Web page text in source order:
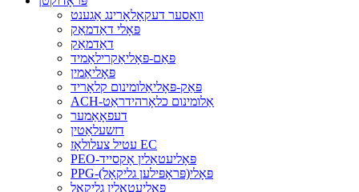
וואַסער דעקאָלאָרינג אַגענט
פּאָלי דאַדמאַק
דאַדמאַק
פּאַם-פּאָליאַקרילאַמיד
פּאָליאַמין
פּאַק-פּאָליאַלומינום קלאָריד
ACH-אַלומינום כלאָרהידראַט
דעפאָאַמער
דזשעלאַטין
עטיל צעלולאָז EC
PEO-פּאָליעטאַלין אָקסייד
PPG-פּאָלי(פּראָפּילען גליקאָל)
פּאָליעטאַלין גליקאָל